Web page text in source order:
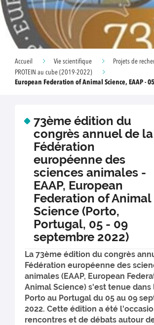
Accueil Vie scientifique
Projets de
PROTEIN au cube (2019-2022)
European Federation of Animal Science, EAAP -
73ème édition du
congrès annuel de la
Fédération
européenne des
sciences animales -
EAAP, European
Federation of Animal
Science (Porto,
Portugal, 05 - 09
septembre 2022)
La 73ème édition du congrès
Fédération européenne des
animales (EAAP, European
Animal Science) s'est tenue
Porto au Portugal du 05 au 09
2022. Cette édition a été
rencontres et de débats autour